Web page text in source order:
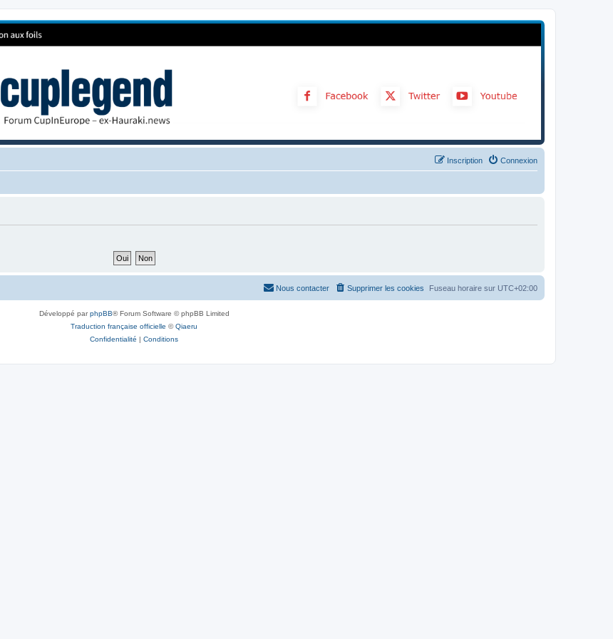
Connexion
Inscription
Fuseau horaire sur UTC+02:00
Supprimer les cookies
Nous contacter
Développé parphpBB® Forum Software © phpBB Limited
Traduction française officielle ©Qiaeru
Confidentialité | Conditions